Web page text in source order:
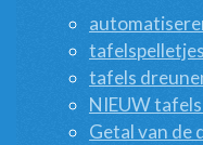
tafelspelletjes
tafels
NIEUW
Getal van de